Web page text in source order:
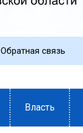
Обратная связь
Власть